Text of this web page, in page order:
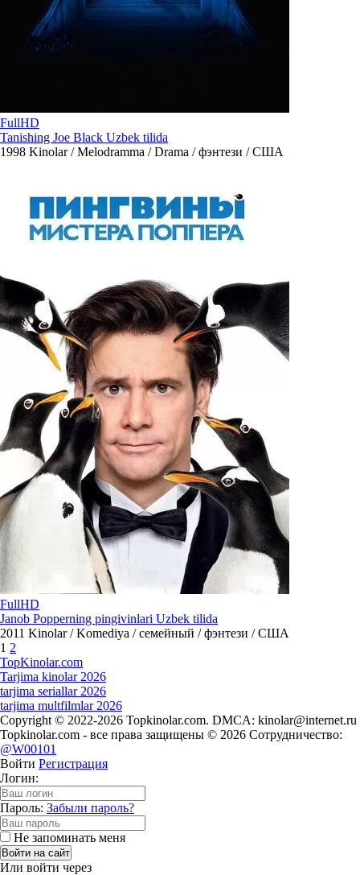
FullHD
Tanishing Joe Black Uzbek tilida
1998 Kinolar / Melodramma / Drama / фэнтези / США
FullHD
Janob Popperning pingivinlari Uzbek tilida
2011 Kinolar / Komediya / семейный / фэнтези / США
1 2
TopKinolar.com
Tarjima kinolar 2026
tarjima seriallar 2026
tarjima multfilmlar 2026
Copyright © 2022-2026 Topkinolar.com. DMCA: kinolar@internet.ru
Topkinolar.com - все права защищены © 2026 Сотрудничество:
@W00101
Войти Регистрация
Логин:
Пароль: Забыли пароль?
Не запоминать меня
Войти на сайт
Или войти через